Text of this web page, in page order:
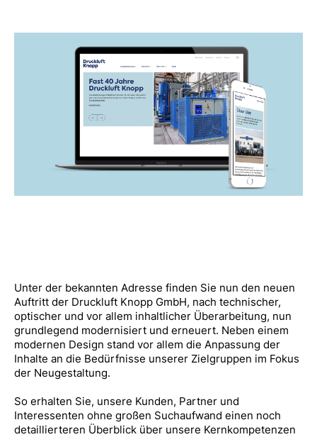
Unter der bekannten Adresse finden Sie nun den neuen
Auftritt der Druckluft Knopp GmbH, nach technischer,
optischer und vor allem inhaltlicher Überarbeitung, nun
grundlegend modernisiert und erneuert. Neben einem
modernen Design stand vor allem die Anpassung der
Inhalte an die Bedürfnisse unserer Zielgruppen im Fokus
der Neugestaltung.
So erhalten Sie, unsere Kunden, Partner und
Interessenten ohne großen Suchaufwand einen noch
detaillierteren Überblick über unsere Kernkompetenzen